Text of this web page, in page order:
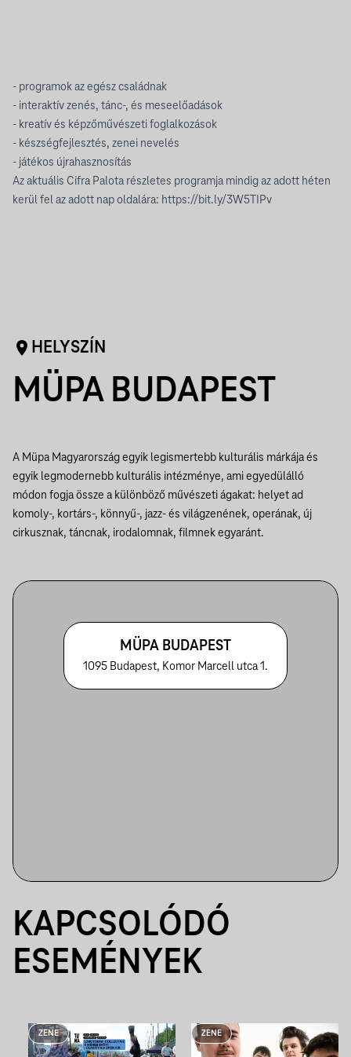
- programok az egész családnak
- interaktív zenés, tánc-, és meseelőadások
- kreatív és képzőművészeti foglalkozások
- készségfejlesztés, zenei nevelés
- játékos újrahasznosítás
Az aktuális Cifra Palota részletes programja mindig az adott héten
kerül fel az adott nap oldalára: https://bit.ly/3W5TIPv
HELYSZÍN
MÜPA BUDAPEST
A Müpa Magyarország egyik legismertebb kulturális márkája és
egyik legmodernebb kulturális intézménye, ami egyedülálló
módon fogja össze a különböző művészeti ágakat: helyet ad
komoly-, kortárs-, könnyű-, jazz- és világzenének, operának, új
cirkusznak, táncnak, irodalomnak, filmnek egyaránt.
MÜPA BUDAPEST
1095 Budapest, Komor Marcell utca 1.
KAPCSOLÓDÓ
ESEMÉNYEK
ZENE ZENE